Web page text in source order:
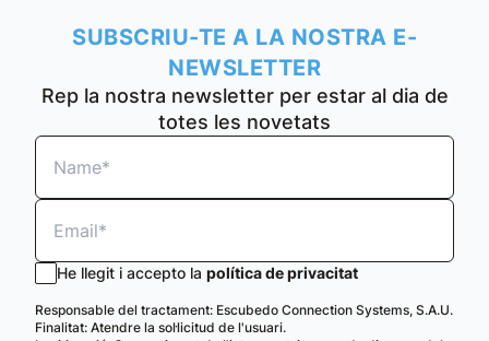
SUBSCRIU-TE A LA NOSTRA E-
NEWSLETTER
Rep la nostra newsletter per estar al dia de
totes les novetats
He llegit i accepto la política de privacitat
Responsable del tractament: Escubedo Connection Systems, S.A.U.
Finalitat: Atendre la sol·licitud de l'usuari.